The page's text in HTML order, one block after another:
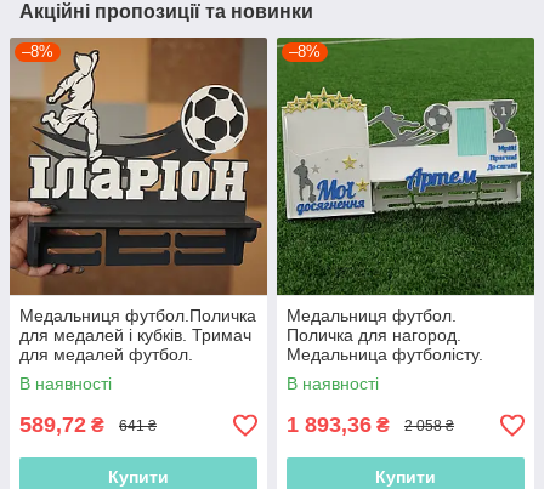
Акційні пропозиції та новинки
–8%
Медальниця футбол.Поличка
для медалей і кубків. Тримач
для медалей футбол.
Медальниця футболісту.
Холдер футбол.
В наявності
589,72 ₴ 641 ₴
Купити
–8%
Медальниця футбол.
Поличка для нагород.
Медальница футболісту.
Полиця для нагород
футболіста
В наявності
1 893,36 ₴ 2 058 ₴
Купити